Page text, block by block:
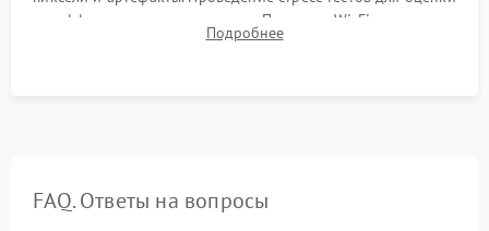
эффективности охлаждения. Проверка Wi-Fi, камеры,
микрофона и всех портов перед выдачей устройства.
Подробнее
FAQ. Ответы на вопросы